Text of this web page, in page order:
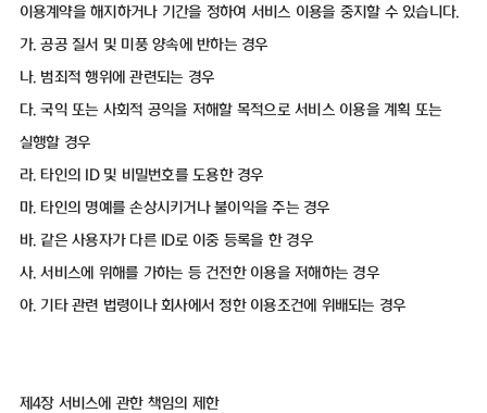
이용계약을 해지하거나 기간을 정하여 서비스 이용을 중지할 수 있습니다.
가. 공공 질서 및 미풍 양속에 반하는 경우
나. 범죄적 행위에 관련되는 경우
다. 국익 또는 사회적 공익을 저해할 목적으로 서비스 이용을 계획 또는
실행할 경우
라. 타인의 ID 및 비밀번호를 도용한 경우
마. 타인의 명예를 손상시키거나 불이익을 주는 경우
바. 같은 사용자가 다른 ID로 이중 등록을 한 경우
사. 서비스에 위해를 가하는 등 건전한 이용을 저해하는 경우
아. 기타 관련 법령이나 회사에서 정한 이용조건에 위배되는 경우
제4장 서비스에 관한 책임의 제한